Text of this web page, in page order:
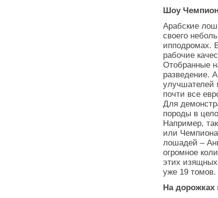
Шоу
Арабские
своего
ипподромах.
рабочие
Отобранные
разведение.
улучшателей
почти все
Для
породы в
Например,
или
лошадей –
огромное
этих
уже 19 томов.
На дорожках